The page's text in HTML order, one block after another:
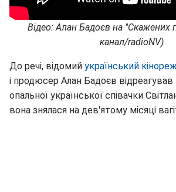
Відео: Алан Бадоєв на "Скажених
канал/radioNV)
До речі, відомий український
і продюсер Алан Бадоєв відреагував
опальної української співачки
вона знялася на дев'ятому місяці